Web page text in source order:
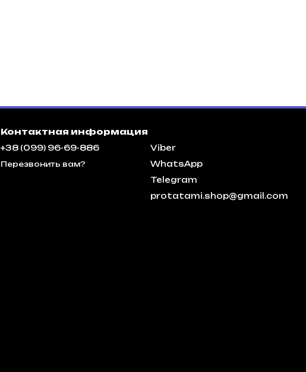
Контактная информация
+38 (099) 96-69-886
Перезвонить вам?
Viber
WhatsApp
Telegram
protatami.shop@gmail.com